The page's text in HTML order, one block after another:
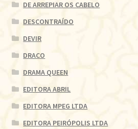
DE ARREPIAR OS CABELO
DESCONTRAÍDO
DEVIR
DRACO
DRAMA QUEEN
EDITORA ABRIL
EDITORA MPEG LTDA
EDITORA PEIRÓPOLIS LTDA